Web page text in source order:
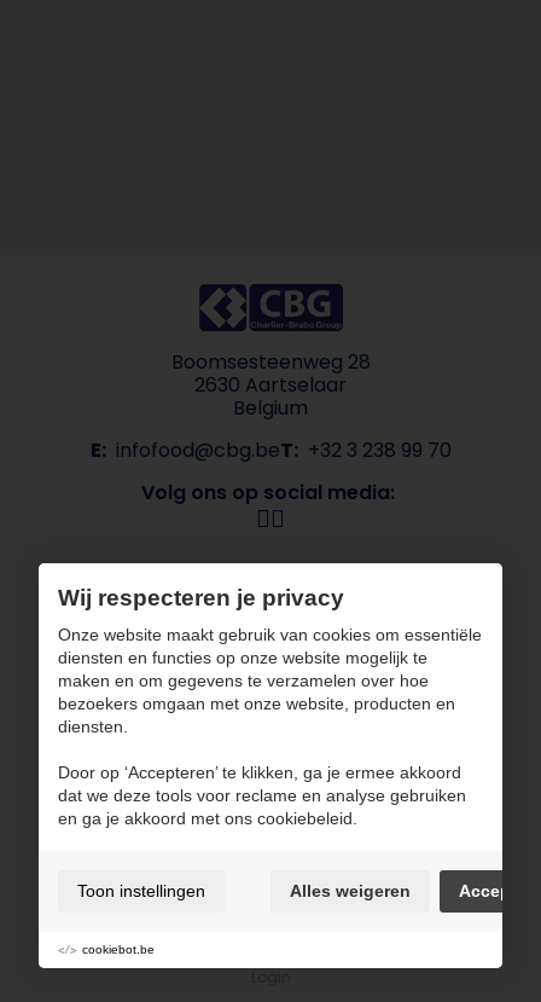
Boomsesteenweg 28
2630 Aartselaar
Belgium
E: infofood@cbg.beT: +32 3 238 99 70
Volg ons op social media:
Over CBG
Sectoren
ESG
Onze merken
Contact
CBG werkt met gecertificeerde partners
Gebruiksvoorwaarden en privacybeleid
Wij respecteren je privacy
Onze website maakt gebruik van cookies om essentiële
diensten en functies op onze website mogelijk te
maken en om gegevens te verzamelen over hoe
bezoekers omgaan met onze website, producten en
diensten.
Door op ‘Accepteren’ te klikken, ga je ermee akkoord
dat we deze tools voor reclame en analyse gebruiken
en ga je akkoord met ons cookiebeleid.
Toon instellingen Alles weigeren
cookiebot.be